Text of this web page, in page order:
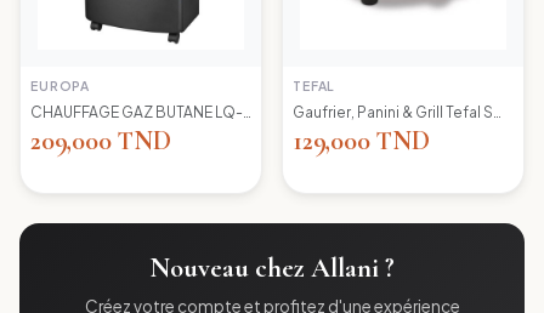
EUROPA
209,000 TND
TEFAL
129,000 TND
Nouveau chez Allani ?
Créez votre compte et profitez d'une expérience